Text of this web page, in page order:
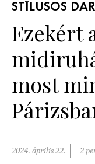
SZÉPSÉG
PSZICHÉ
PÁRKAPCSOLAT
STÍLUSOS
Ezekért
most
2024. április 22. 2